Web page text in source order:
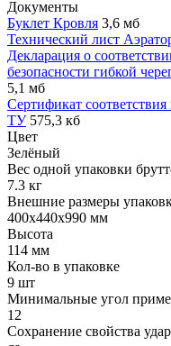
Документы
Буклет Кровля 3,6 мб
Технический лист
Декларация о
безопасности гибкой
5,1 мб
Сертификат
ТУ 575,3 кб
Цвет
Зелёный
Вес одной упаковки
7.3 кг
Внешние размеры
400х440х990 мм
Высота
114 мм
Кол-во в упаковке
9 шт
Минимальные угол
12
Сохранение свойства